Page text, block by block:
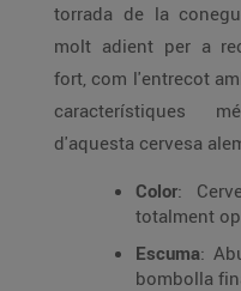
torrada de la
molt adient per a
fort, com l'entrecot
característiques
d'aquesta cervesa
Color:
totalment
Escuma:
bombolla